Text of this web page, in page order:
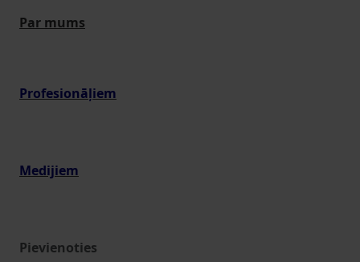
Par mums
Profesionāļiem
Medijiem
Pievienoties